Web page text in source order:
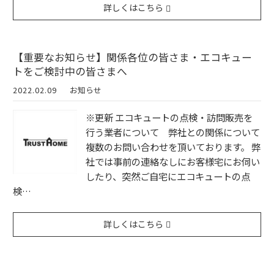
詳しくはこちら
【重要なお知らせ】関係各位の皆さま・エコキュー
トをご検討中の皆さまへ
2022.02.09 お知らせ
※更新 エコキュートの点検・訪問販売を
行う業者について 弊社との関係について
複数のお問い合わせを頂いております。 弊
社では事前の連絡なしにお客様宅にお伺い
したり、突然ご自宅にエコキュートの点
検…
詳しくはこちら